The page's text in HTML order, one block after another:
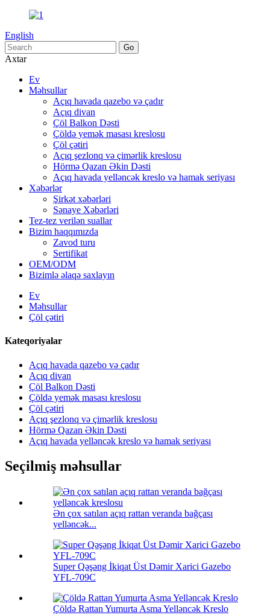
English
Axtar
Ev
Məhsullar
Açıq havada qazebo və çadır
Açıq divan
Çöl Balkon Dəsti
Çöldə yemək masası kreslosu
Çöl çətiri
Açıq şezlonq və çimərlik kreslosu
Hörmə Qazan Əkin Dəsti
Açıq havada yelləncək kreslo və hamak seriyası
Xəbərlər
Şirkət xəbərləri
Sənaye Xəbərləri
Tez-tez verilən suallar
Bizim haqqımızda
Zavod turu
Sertifikat
OEM/ODM
Bizimlə əlaqə saxlayın
Ev
Məhsullar
Çöl çətiri
Kateqoriyalar
Açıq havada qazebo və çadır
Açıq divan
Çöl Balkon Dəsti
Çöldə yemək masası kreslosu
Çöl çətiri
Açıq şezlonq və çimərlik kreslosu
Hörmə Qazan Əkin Dəsti
Açıq havada yelləncək kreslo və hamak seriyası
Seçilmiş məhsullar
Ən çox satılan açıq rattan veranda bağçası
yelləncək...
Super Qəşəng İkiqat Üst Dəmir Xarici Gazebo
YFL-709C
Çöldə Rattan Yumurta Asma Yelləncək Kreslo